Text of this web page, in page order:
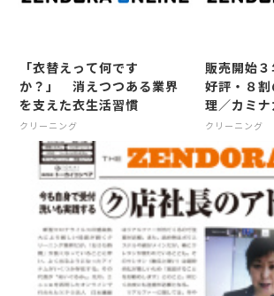
「衣替えって何です
か？」 消えつつある業界
を支えた衣生活習慣
クリーニング
販売開始
好評・８
理／カミ
クリーニング